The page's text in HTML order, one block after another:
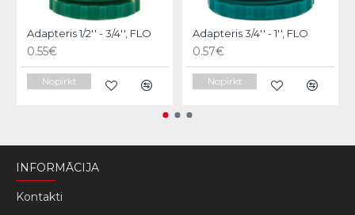
Adapteris 1/2'' - 3/4'', FLO
0.55€
Nopirkt
Adapteris 3/4'' - 1'', FLO
0.57€
Nopirkt
INFORMĀCIJA
Kontakti